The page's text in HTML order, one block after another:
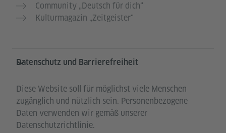
Community „Deutsch für dich“
Kulturmagazin „Zeitgeister"
Datenschutz und Barrierefreiheit
Diese Website soll für möglichst viele Menschen
zugänglich und nützlich sein. Personenbezogene
Daten verwenden wir gemäß unserer
Datenschutzrichtlinie.